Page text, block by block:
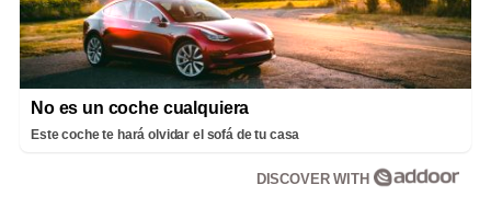
No es un coche cualquiera
Este coche te hará olvidar el sofá de tu casa
DISCOVER WITH